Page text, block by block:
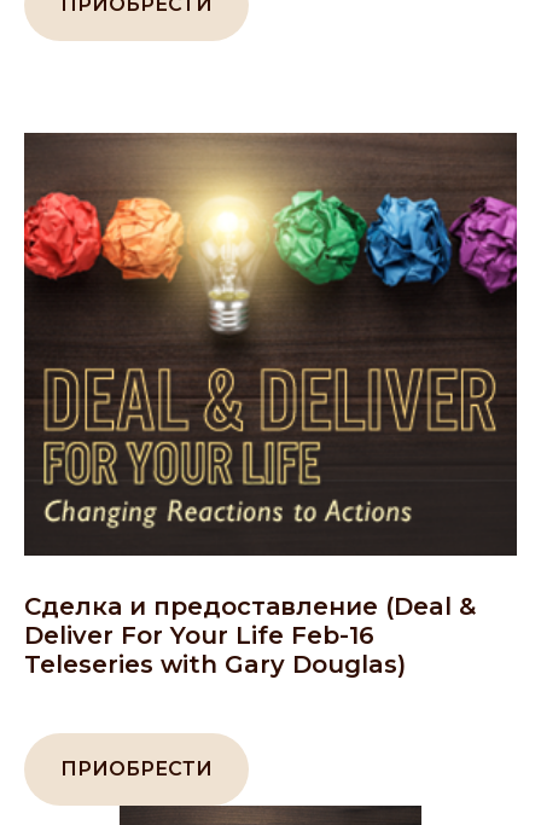
Сделка и предоставление (Deal &
Deliver For Your Life Feb-16
Teleseries with Gary Douglas)
ПРИОБРЕСТИ